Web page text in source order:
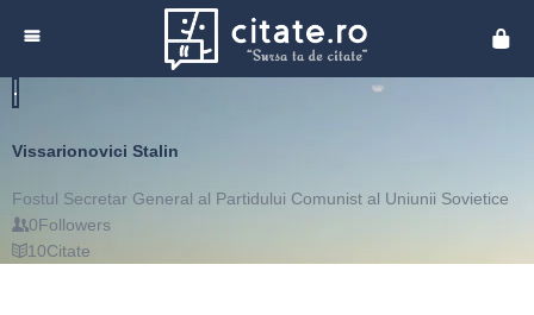
Vissarionovici Stalin
Fostul Secretar General al Partidului Comunist al Uniunii Sovietice
0Followers
10Citate